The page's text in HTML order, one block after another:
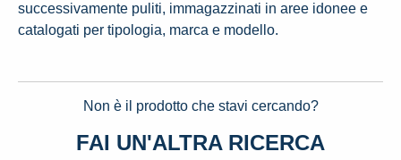
successivamente puliti, immagazzinati in aree idonee e
catalogati per tipologia, marca e modello.
Non è il prodotto che stavi cercando?
FAI UN'ALTRA RICERCA